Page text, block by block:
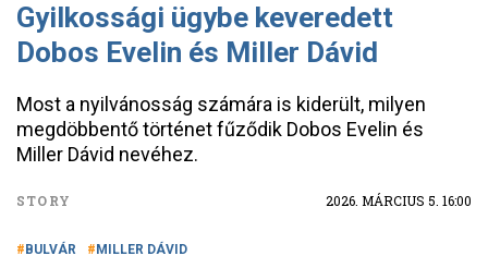
Gyilkossági ügybe keveredett
Dobos Evelin és Miller Dávid
Most a nyilvánosság számára is kiderült, milyen
megdöbbentő történet fűződik Dobos Evelin és
Miller Dávid nevéhez.
STORY 2026. MÁRCIUS 5. 16:00
BULVÁR MILLER DÁVID